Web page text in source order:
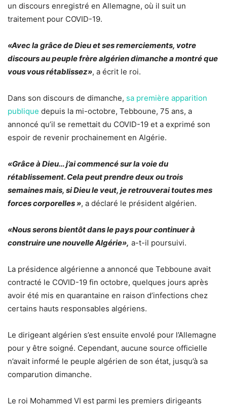
un discours enregistré en Allemagne, où il suit un
traitement pour COVID-19.
«Avec la grâce de Dieu et ses remerciements, votre
discours au peuple frère algérien dimanche a montré que
vous vous rétablissez», a écrit le roi.
Dans son discours de dimanche, sa première apparition
publique depuis la mi-octobre, Tebboune, 75 ans, a
annoncé qu’il se remettait du COVID-19 et a exprimé son
espoir de revenir prochainement en Algérie.
«Grâce à Dieu… j’ai commencé sur la voie du
rétablissement. Cela peut prendre deux ou trois
semaines mais, si Dieu le veut, je retrouverai toutes mes
forces corporelles », a déclaré le président algérien.
«Nous serons bientôt dans le pays pour continuer à
construire une nouvelle Algérie», a-t-il poursuivi.
La présidence algérienne a annoncé que Tebboune avait
contracté le COVID-19 fin octobre, quelques jours après
avoir été mis en quarantaine en raison d’infections chez
certains hauts responsables algériens.
Le dirigeant algérien s’est ensuite envolé pour l’Allemagne
pour y être soigné. Cependant, aucune source officielle
n’avait informé le peuple algérien de son état, jusqu’à sa
comparution dimanche.
Le roi Mohammed VI est parmi les premiers dirigeants